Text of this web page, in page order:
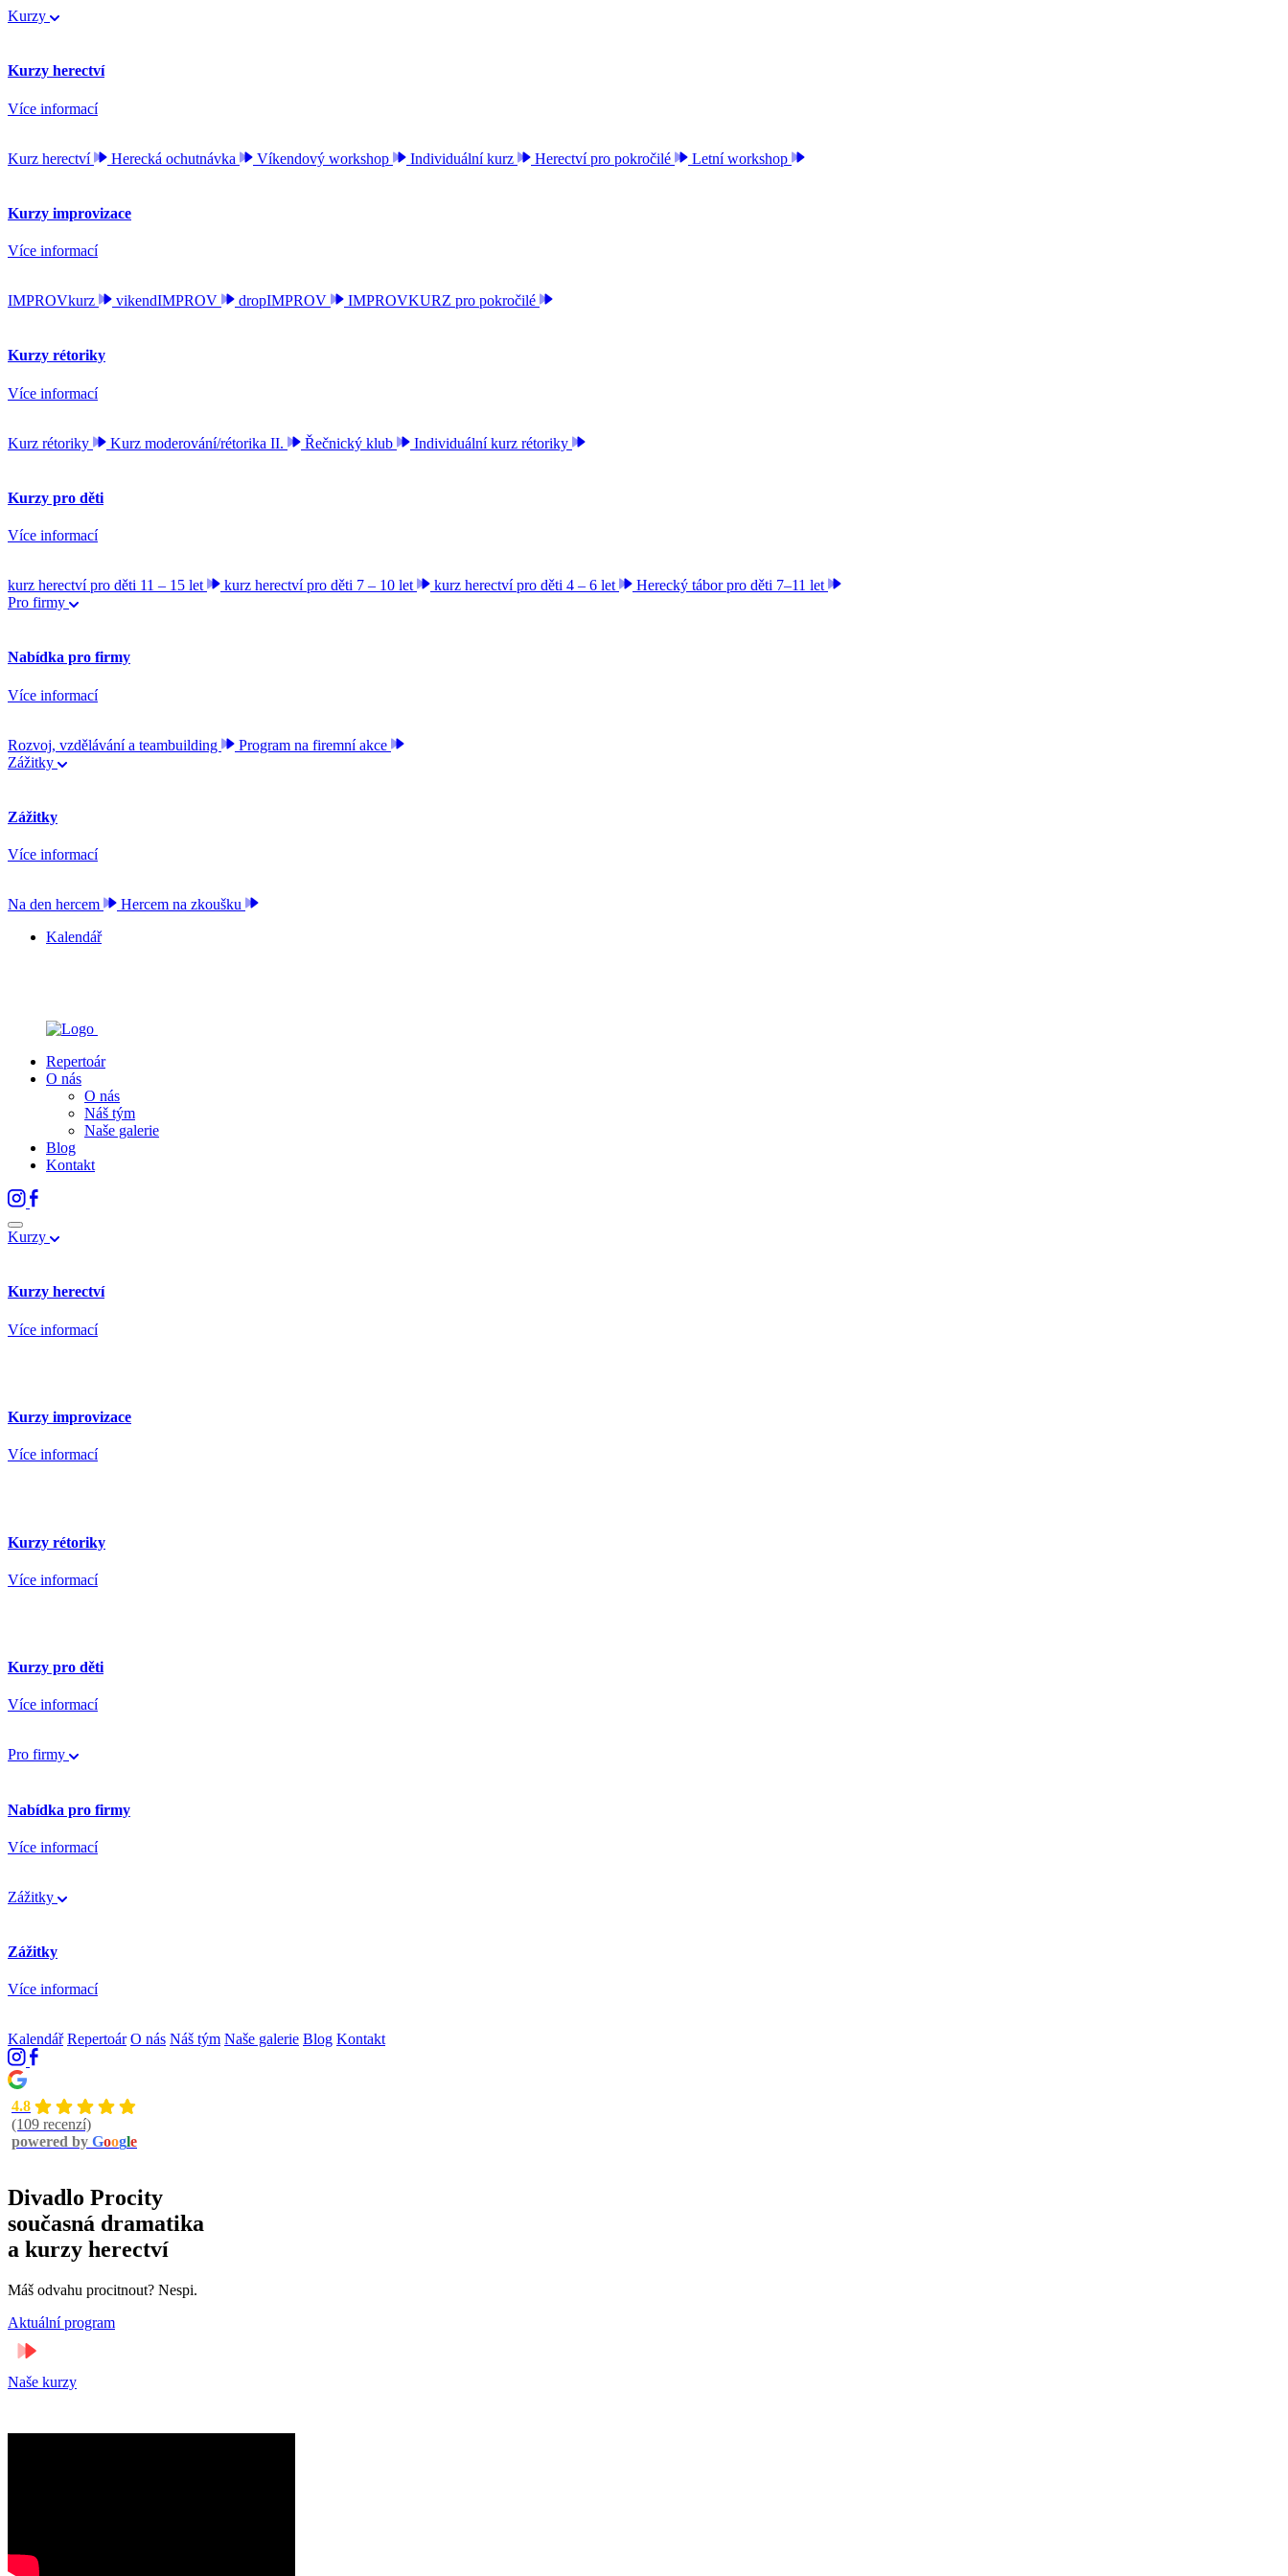
Kurzy
Kurzy herectví
Více informací
Kurz herectví Herecká ochutnávka Víkendový workshop Individuální kurz Herectví pro pokročilé Letní workshop
Kurzy improvizace
Více informací
IMPROVkurz vikendIMPROV dropIMPROV IMPROVKURZ pro pokročilé
Kurzy rétoriky
Více informací
Kurz rétoriky Kurz moderování/rétorika II. Řečnický klub Individuální kurz rétoriky
Kurzy pro děti
Více informací
kurz herectví pro děti 11 – 15 let kurz herectví pro děti 7 – 10 let kurz herectví pro děti 4 – 6 let
Herecký tábor pro děti 7–11 let
Pro firmy
Nabídka pro firmy
Více informací
Rozvoj, vzdělávání a teambuilding
Program na firemní akce
Zážitky
Zážitky
Více informací
Na den hercem
Hercem na zkoušku
Kalendář
Repertoár
O nás
O nás
Náš tým
Naše galerie
Blog
Kontakt
Kurzy
Kurzy herectví
Více informací
Kurzy improvizace
Více informací
Kurzy rétoriky
Více informací
Kurzy pro děti
Více informací
Pro firmy
Nabídka pro firmy
Více informací
Zážitky
Zážitky
Více informací
Kalendář Repertoár O nás Náš tým Naše galerie Blog Kontakt
4.8
(109 recenzí)
powered by Google
Divadlo Procity
současná dramatika
a kurzy herectví
Máš odvahu procitnout? Nespi.
Aktuální program
Naše kurzy